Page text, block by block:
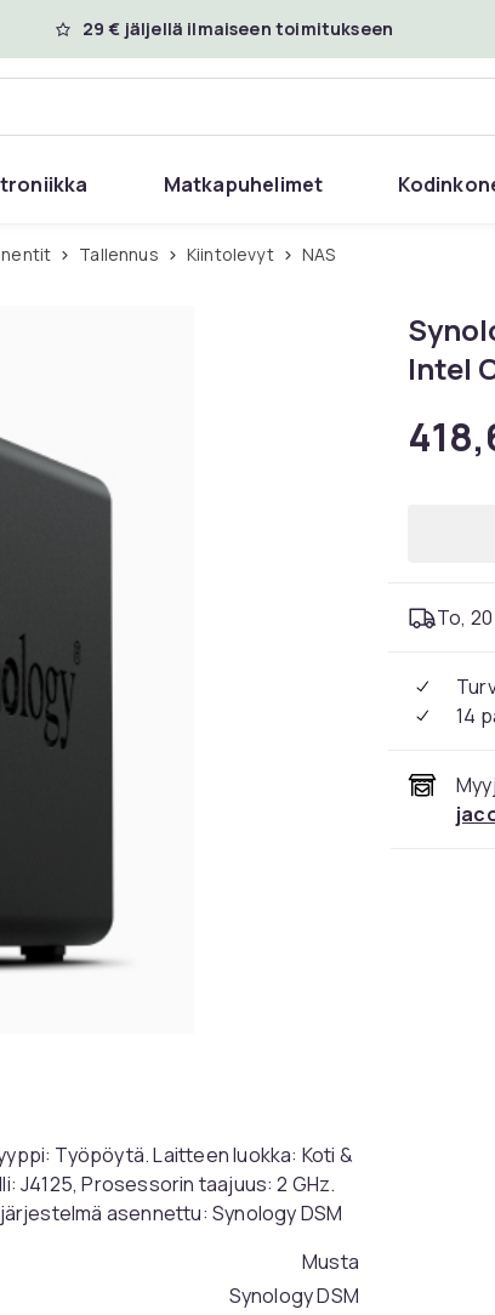
29 € jäljellä ilmaiseen toimitukseen
Matkapuhelimet
Tallennus Kiintolevyt NAS
Työpöytä. Laitteen luokka: Koti &
J4125, Prosessorin taajuus: 2 GHz.
asennettu: Synology DSM
Musta
Synology DSM
Intel
To,
14